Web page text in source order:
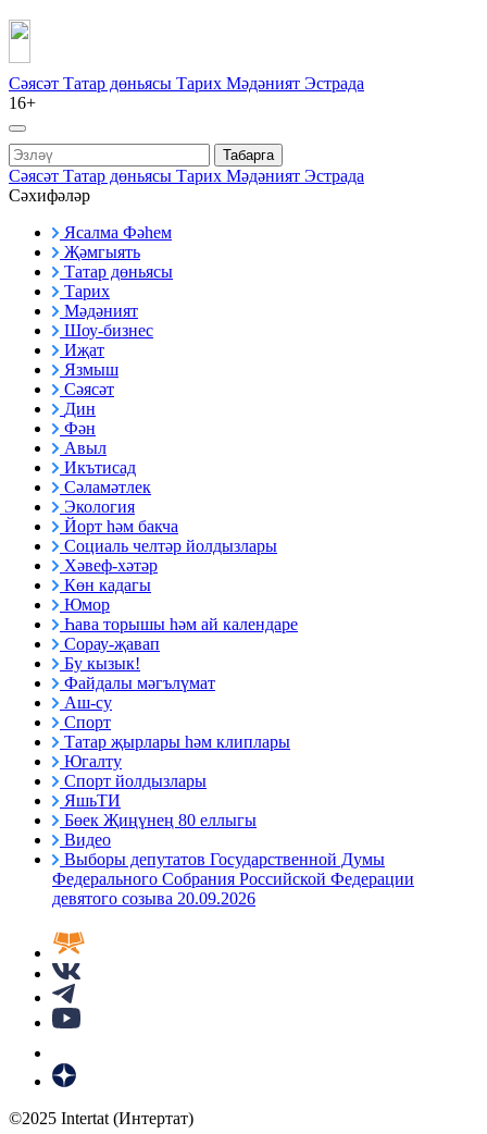
Сәясәт Татар дөньясы Тарих Мәдәният Эстрада
16+
Табарга
Сәясәт Татар дөньясы Тарих Мәдәният Эстрада
Сәхифәләр
Ясалма Фәһем
Җәмгыять
Татар дөньясы
Тарих
Мәдәният
Шоу-бизнес
Иҗат
Язмыш
Сәясәт
Дин
Фән
Авыл
Икътисад
Сәламәтлек
Экология
Йорт һәм бакча
Социаль челтәр йолдызлары
Хәвеф-хәтәр
Көн кадагы
Юмор
Һава торышы һәм ай календаре
Сорау-җавап
Бу кызык!
Файдалы мәгълүмат
Аш-су
Спорт
Татар җырлары һәм клиплары
Югалту
Спорт йолдызлары
ЯшьТИ
Бөек Җиңүнең 80 еллыгы
Видео
Выборы депутатов Государственной Думы
Федерального Собрания Российской Федерации
девятого созыва 20.09.2026
©2025 Intertat (Интертат)